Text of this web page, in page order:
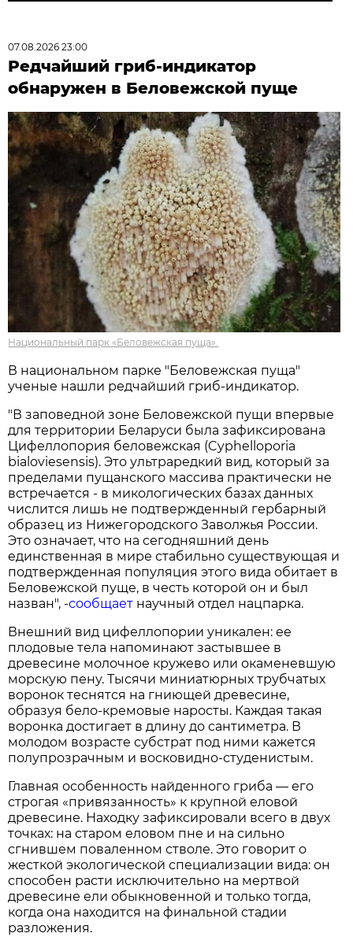
07.08.2026 23:00
Редчайший гриб-индикатор
обнаружен в Беловежской пуще
Национальный парк «Беловежская пуща».
В национальном парке "Беловежская пуща"
ученые нашли редчайший гриб-индикатор.
"В заповедной зоне Беловежской пущи впервые
для территории Беларуси была зафиксирована
Цифеллопория беловежская (Cyphelloporia
bialoviesensis). Это ультраредкий вид, который за
пределами пущанского массива практически не
встречается - в микологических базах данных
числится лишь не подтвержденный гербарный
образец из Нижегородского Заволжья России.
Это означает, что на сегодняшний день
единственная в мире стабильно существующая и
подтвержденная популяция этого вида обитает в
Беловежской пуще, в честь которой он и был
назван", -сообщает научный отдел нацпарка.
Внешний вид цифеллопории уникален: ее
плодовые тела напоминают застывшее в
древесине молочное кружево или окаменевшую
морскую пену. Тысячи миниатюрных трубчатых
воронок теснятся на гниющей древесине,
образуя бело-кремовые наросты. Каждая такая
воронка достигает в длину до сантиметра. В
молодом возрасте субстрат под ними кажется
полупрозрачным и восковидно-студенистым.
Главная особенность найденного гриба — его
строгая «привязанность» к крупной еловой
древесине. Находку зафиксировали всего в двух
точках: на старом еловом пне и на сильно
сгнившем поваленном стволе. Это говорит о
жесткой экологической специализации вида: он
способен расти исключительно на мертвой
древесине ели обыкновенной и только тогда,
когда она находится на финальной стадии
разложения.